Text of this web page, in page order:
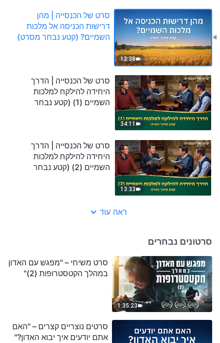
12:38
סרט של הכנסייה | מהן
דרישות הכניסה אל מלכות
השמיים? (קטע נבחר מסרט)
34:11
סרט של הכנסייה | הדרך
היחידה להילקח למלכות
השמיים (1) (קטע נבחר
13:33
סרט של הכנסייה | הדרך
היחידה להילקח למלכות
השמיים (2) (קטע נבחר
ראה עוד
סרטונים נבחרים
1:35:23
סרט משיחי – "מפגש עם האדון
במהלך הקטסטרופות (2)"
סרטים נוצריים קצרים – "האם
אתם יודעים איך יבוא האדון?"